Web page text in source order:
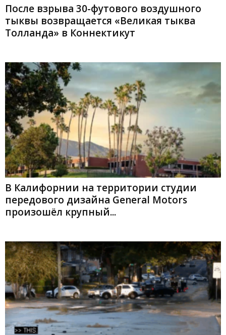
После взрыва 30-футового воздушного
тыквы возвращается «Великая тыква
Толланда» в Коннектикут
В Калифорнии на территории студии
передового дизайна General Motors
произошёл крупный...